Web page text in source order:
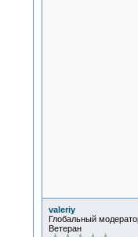
valeriy
Глобальный
Ветеран